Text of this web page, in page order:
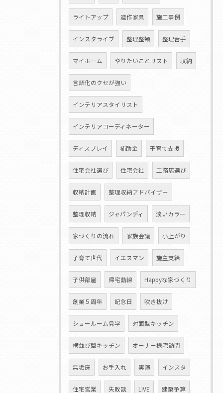
ライトアップ 造作家具 施工事例
インスタライブ 整理整頓 整理苦手
マイホーム やりたいことリスト 収納
言語化のクセが強い
インテリアスタイリスト
インテリアコーディネーター
ディスプレイ 補助金 子育て支援
住宅会社選び 住宅会社 工務店選び
収納計画 整理収納アドバイザー
整理収納 ジャパンディ 淡いカラー
家づくりの流れ 家族会議 小上がり
子育て世代 イエスマン 施主支給
子供部屋 帰宅動線 Happyな家づくり
創業５周年 記念日 吹き抜け
ショールーム見学 対面型キッチン
横並び型キッチン オーナー様宅訪問
無垢床 お手入れ 実演 インスタ
住宅営業 失敗談 LIVE 建築予算